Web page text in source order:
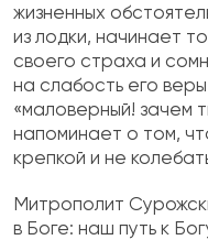
жизненных
из лодки, начинает
своего страха и
на слабость его
«маловерный! зачем
напоминает о том,
крепкой и не
Митрополит
в Боге: наш путь к